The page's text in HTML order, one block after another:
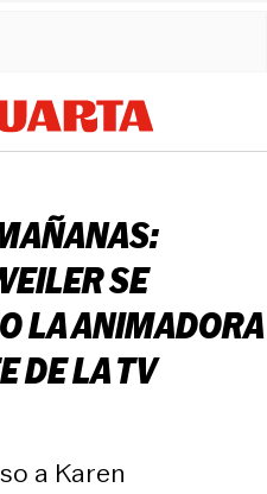
SE
LA ANIMADORA
DE LA TV
a Karen